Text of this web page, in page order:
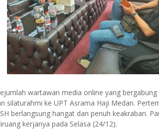
wartawan media online yang
silaturahmi ke UPT Asrama Haji Medan.
berlangsung hangat dan penuh keakraban.
kerjanya pada Selasa (24/12).